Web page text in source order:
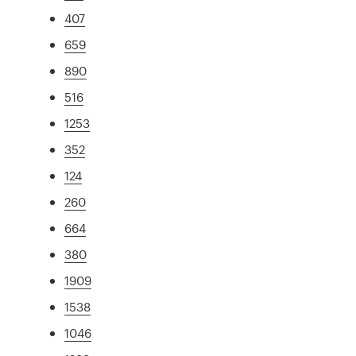
407
659
890
516
1253
352
124
260
664
380
1909
1538
1046